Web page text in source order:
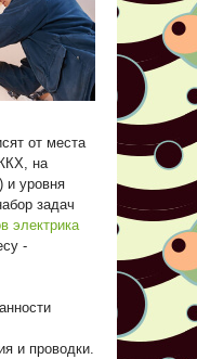
от места
на
и уровня
задач
электрика
-
и проводки.